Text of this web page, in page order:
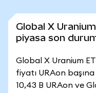
Global X
piyasa son
Global X Uranium
fiyatı URAon
10,43 B URAon ve